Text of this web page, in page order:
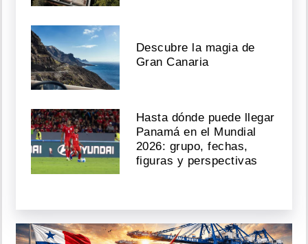
Descubre la magia de
Gran Canaria
Hasta dónde puede llegar
Panamá en el Mundial
2026: grupo, fechas,
figuras y perspectivas